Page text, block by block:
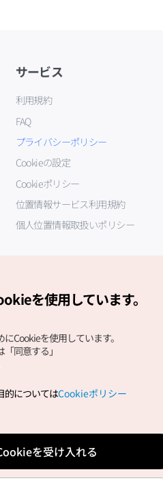
サービス
利用規約
FAQ
プライバシーポリシー
Cookieの設定
Cookieポリシー
位置情報サービス利用規約
個人位置情報取扱いポリシー
All Rights
ル
を使用しています。
Cookieを使用しています。
同意する」
的についてはCookieポリシー
を受け入れる